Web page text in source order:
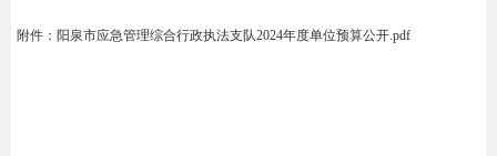
附件： 阳泉市应急管理综合行政执法支队2024年度单位预算公开.pdf